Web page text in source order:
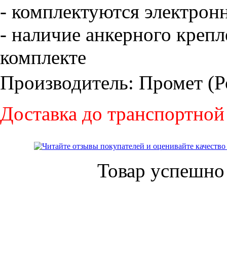
- комплектуются
- наличие анкерного
комплекте
Производитель: Промет
Доставка до
Товар